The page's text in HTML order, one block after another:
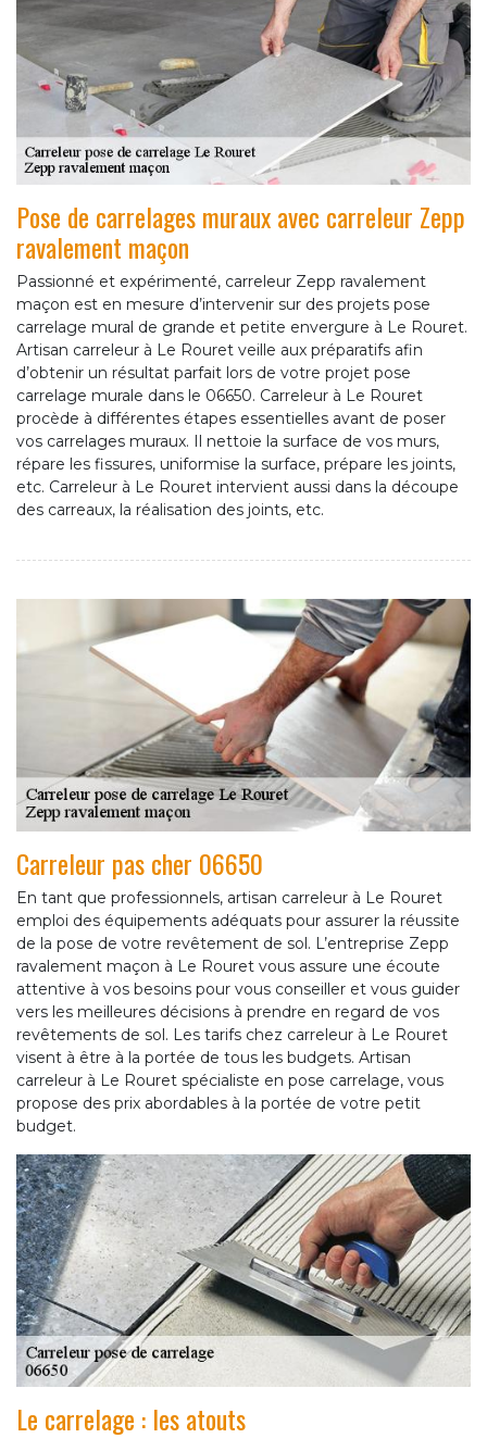
Pose de carrelages muraux avec carreleur Zepp
ravalement maçon
Passionné et expérimenté, carreleur Zepp ravalement
maçon est en mesure d’intervenir sur des projets pose
carrelage mural de grande et petite envergure à Le Rouret.
Artisan carreleur à Le Rouret veille aux préparatifs afin
d’obtenir un résultat parfait lors de votre projet pose
carrelage murale dans le 06650. Carreleur à Le Rouret
procède à différentes étapes essentielles avant de poser
vos carrelages muraux. Il nettoie la surface de vos murs,
répare les fissures, uniformise la surface, prépare les joints,
etc. Carreleur à Le Rouret intervient aussi dans la découpe
des carreaux, la réalisation des joints, etc.
Carreleur pas cher 06650
En tant que professionnels, artisan carreleur à Le Rouret
emploi des équipements adéquats pour assurer la réussite
de la pose de votre revêtement de sol. L’entreprise Zepp
ravalement maçon à Le Rouret vous assure une écoute
attentive à vos besoins pour vous conseiller et vous guider
vers les meilleures décisions à prendre en regard de vos
revêtements de sol. Les tarifs chez carreleur à Le Rouret
visent à être à la portée de tous les budgets. Artisan
carreleur à Le Rouret spécialiste en pose carrelage, vous
propose des prix abordables à la portée de votre petit
budget.
Le carrelage : les atouts